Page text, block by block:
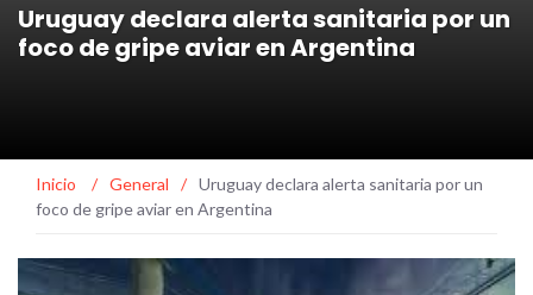
Uruguay declara alerta sanitaria por un
foco de gripe aviar en Argentina
Inicio / General / Uruguay declara alerta sanitaria por un
foco de gripe aviar en Argentina